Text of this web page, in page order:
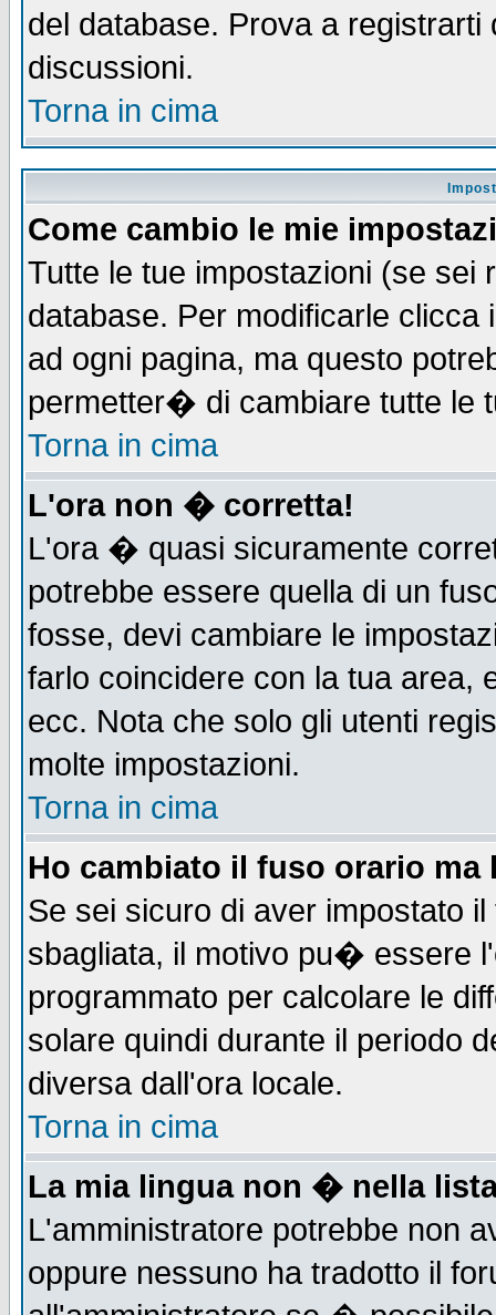
del database. Prova a
discussioni.
Torna in cima
Come cambio le mie
Tutte le tue impostazioni (se sei
database. Per modificarle clicca
ad ogni pagina, ma questo
permetter� di cambiare tutte le
Torna in cima
L'ora non � corretta!
L'ora � quasi sicuramente
potrebbe essere quella di un
fosse, devi cambiare le
farlo coincidere con la tua area,
ecc. Nota che solo gli utenti
molte impostazioni.
Torna in cima
Ho cambiato il fuso orario
Se sei sicuro di aver impostato
sbagliata, il motivo pu� essere
programmato per calcolare le
solare quindi durante il periodo
diversa dall'ora locale.
Torna in cima
La mia lingua non � nella
L'amministratore potrebbe non
oppure nessuno ha tradotto il